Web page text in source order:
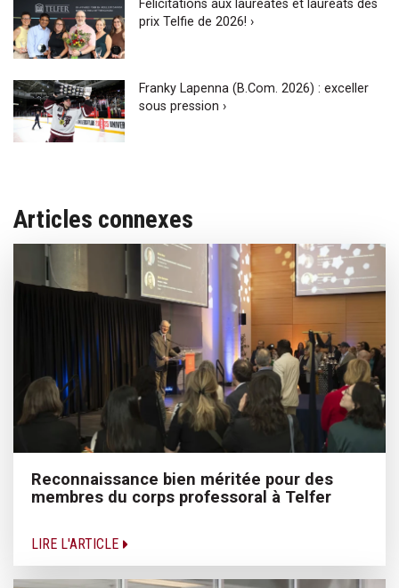
Félicitations aux lauréates et lauréats des
prix Telfie de 2026! ›
Franky Lapenna (B.Com. 2026) : exceller
sous pression ›
Articles connexes
Reconnaissance bien méritée pour des
membres du corps professoral à Telfer
LIRE L'ARTICLE